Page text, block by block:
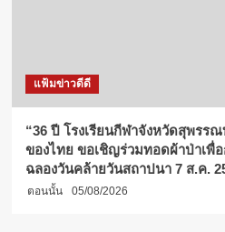
แฟ้มข่าวดีดี
“36 ปี โรงเรียนกีฬาจังหวัดสุพรร
ของไทย ขอเชิญร่วมทอดผ้าป่าเพื่
ฉลองวันคล้ายวันสถาปนา 7 ส.ค.
ตอนนั้น 05/08/2026